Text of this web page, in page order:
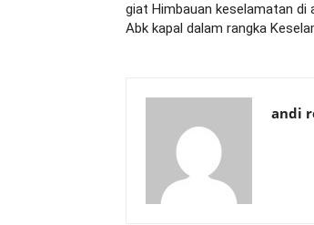
giat Himbauan keselamatan di
Abk kapal dalam rangka
andi